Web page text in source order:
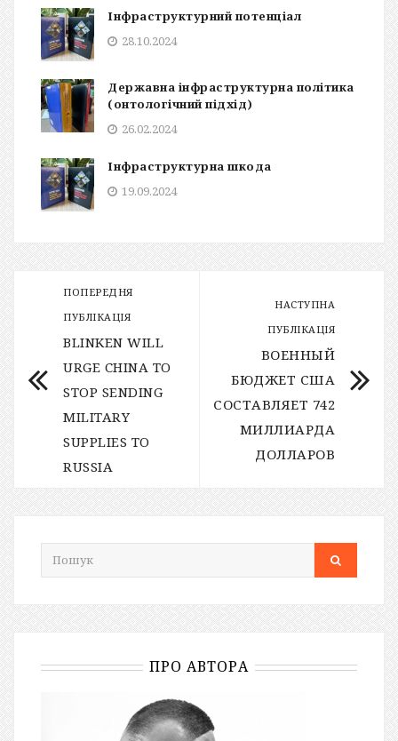
Інфраструктурний потенціал
28.10.2024
Державна інфраструктурна політика
(онтологічний підхід)
26.02.2024
Інфраструктурна шкода
19.09.2024
ПОПЕРЕДНЯ
ПУБЛІКАЦІЯ
BLINKEN WILL
URGE CHINA TO
STOP SENDING
MILITARY
SUPPLIES TO
RUSSIA
НАСТУПНА
ПУБЛІКАЦІЯ
ВОЕННЫЙ
БЮДЖЕТ США
СОСТАВЛЯЕТ 742
МИЛЛИАРДА
ДОЛЛАРОВ
ПРО АВТОРА